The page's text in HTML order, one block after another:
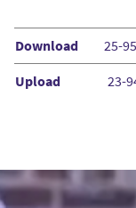
Download
25-
Upload
23-